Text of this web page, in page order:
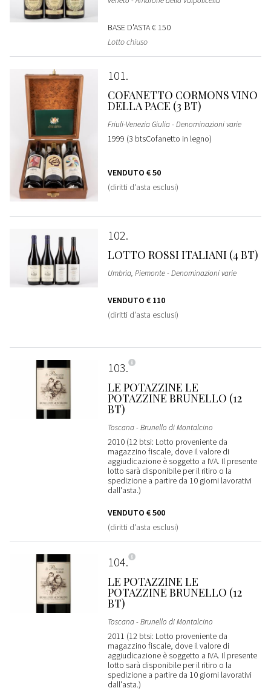
BASE D'ASTA€ 150
Lotto chiuso
101
COFANETTO CORMONS VINO
DELLA PACE (3 BT)
Friuli-Venezia Giulia - Denominazioni varie
1999 (3 btsCofanetto in legno)
VENDUTO € 50
(diritti d'asta esclusi)
102
LOTTO ROSSI ITALIANI (4 BT)
Umbria, Piemonte - Denominazioni varie
VENDUTO € 110
(diritti d'asta esclusi)
103
LE POTAZZINE LE
POTAZZINE BRUNELLO (12
BT)
Toscana - Brunello di Montalcino
2010 (12 btsi: Lotto proveniente da
magazzino fiscale, dove il valore di
aggiudicazione è soggetto a IVA. Il presente
lotto sarà disponibile per il ritiro o la
spedizione a partire da 10 giorni lavorativi
dall'asta.)
VENDUTO € 500
(diritti d'asta esclusi)
104
LE POTAZZINE LE
POTAZZINE BRUNELLO (12
BT)
Toscana - Brunello di Montalcino
2011 (12 btsi: Lotto proveniente da
magazzino fiscale, dove il valore di
aggiudicazione è soggetto a IVA. Il presente
lotto sarà disponibile per il ritiro o la
spedizione a partire da 10 giorni lavorativi
dall'asta.)